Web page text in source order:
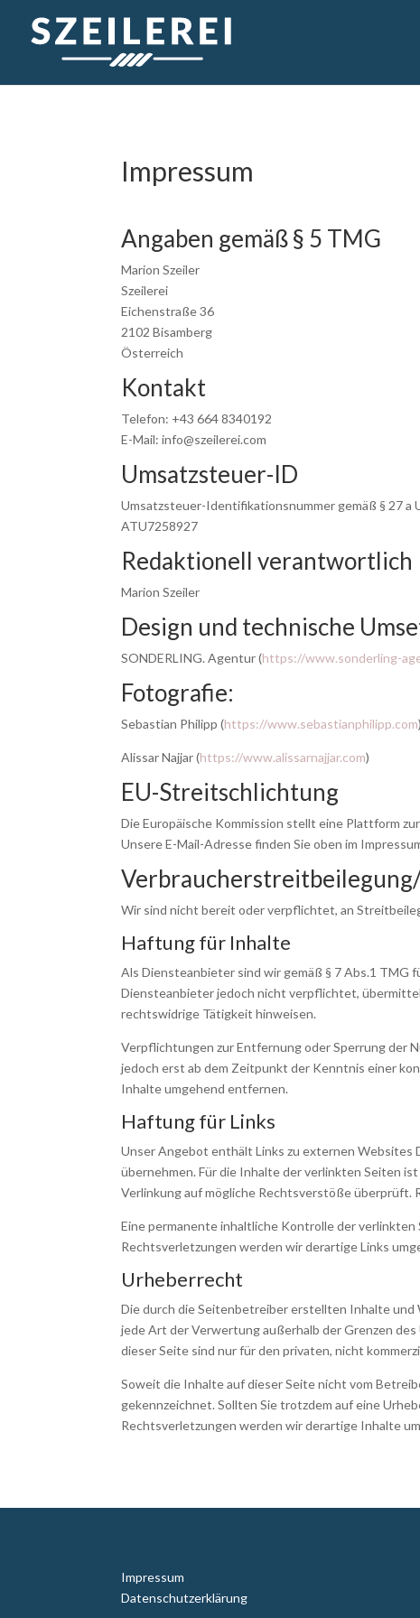
Impressum
Angaben gemäß § 5 TMG
Marion Szeiler
Szeilerei
Eichenstraße 36
2102 Bisamberg
Österreich
Kontakt
Telefon: +43 664 8340192
E-Mail: info@szeilerei.com
Umsatzsteuer-ID
Umsatzsteuer-Identifikationsnummer gemäß § 27 a
ATU7258927
Redaktionell verantwortlich
Marion Szeiler
Design und technische
SONDERLING. Agentur (https://www.sonderling-
Fotografie:
Sebastian Philipp (https://www.sebastianphilipp.com)
Alissar Najjar (https://www.alissarnajjar.com)
EU-Streitschlichtung
Die Europäische Kommission stellt eine Plattform
Unsere E-Mail-Adresse finden Sie oben im
Wir sind nicht bereit oder verpflichtet, an
Haftung für Inhalte
Als Diensteanbieter sind wir gemäß § 7 Abs.1 TMG
Diensteanbieter jedoch nicht verpflichtet,
rechtswidrige Tätigkeit hinweisen.
Verpflichtungen zur Entfernung oder Sperrung der
jedoch erst ab dem Zeitpunkt der Kenntnis einer
Inhalte umgehend entfernen.
Haftung für Links
Unser Angebot enthält Links zu externen Websites
übernehmen. Für die Inhalte der verlinkten Seiten
Verlinkung auf mögliche Rechtsverstöße überprüft.
Eine permanente inhaltliche Kontrolle der
Rechtsverletzungen werden wir derartige Links
Urheberrecht
Die durch die Seitenbetreiber erstellten Inhalte
jede Art der Verwertung außerhalb der Grenzen
dieser Seite sind nur für den privaten, nicht
Soweit die Inhalte auf dieser Seite nicht vom
gekennzeichnet. Sollten Sie trotzdem auf eine
Rechtsverletzungen werden wir derartige Inhalte
Impressum
Datenschutzerklärung